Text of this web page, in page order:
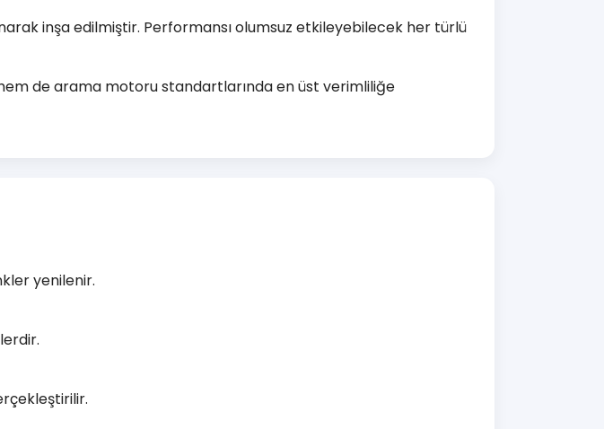
inşa edilmiştir. Performansı olumsuz etkileyebilecek her türlü
de arama motoru standartlarında en üst verimliliğe
yenilenir.